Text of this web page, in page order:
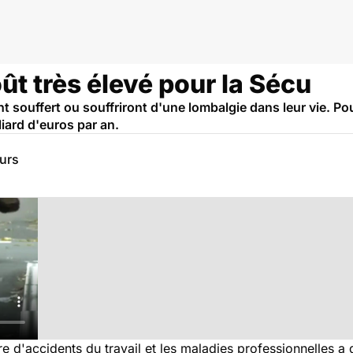
très élevé pour la Sécu
souffert ou souffriront d'une lombalgie dans leur vie.
d'euros par an.
d'accidents du travail et les maladies professionnelles a